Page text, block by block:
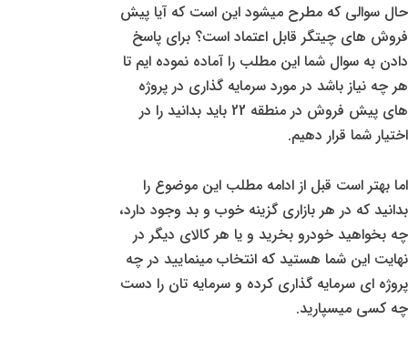
حال سوالی که مطرح میشود این است که آیا پیش
فروش های چیتگر قابل اعتماد است؟ برای پاسخ
دادن به سوال شما این مطلب را آماده نموده ایم تا
هر چه نیاز باشد در مورد سرمایه گذاری در پروژه
های پیش فروش در منطقه 22 باید بدانید را در
اختیار شما قرار دهیم.
اما بهتر است قبل از ادامه مطلب این موضوع را
بدانید که در هر بازاری گزینه خوب و بد وجود دارد،
چه بخواهید خودرو بخرید و یا هر کالای دیگر در
نهایت این شما هستید که انتخاب مینمایید در چه
پروژه ای سرمایه گذاری کرده و سرمایه تان را دست
چه کسی میسپارید.